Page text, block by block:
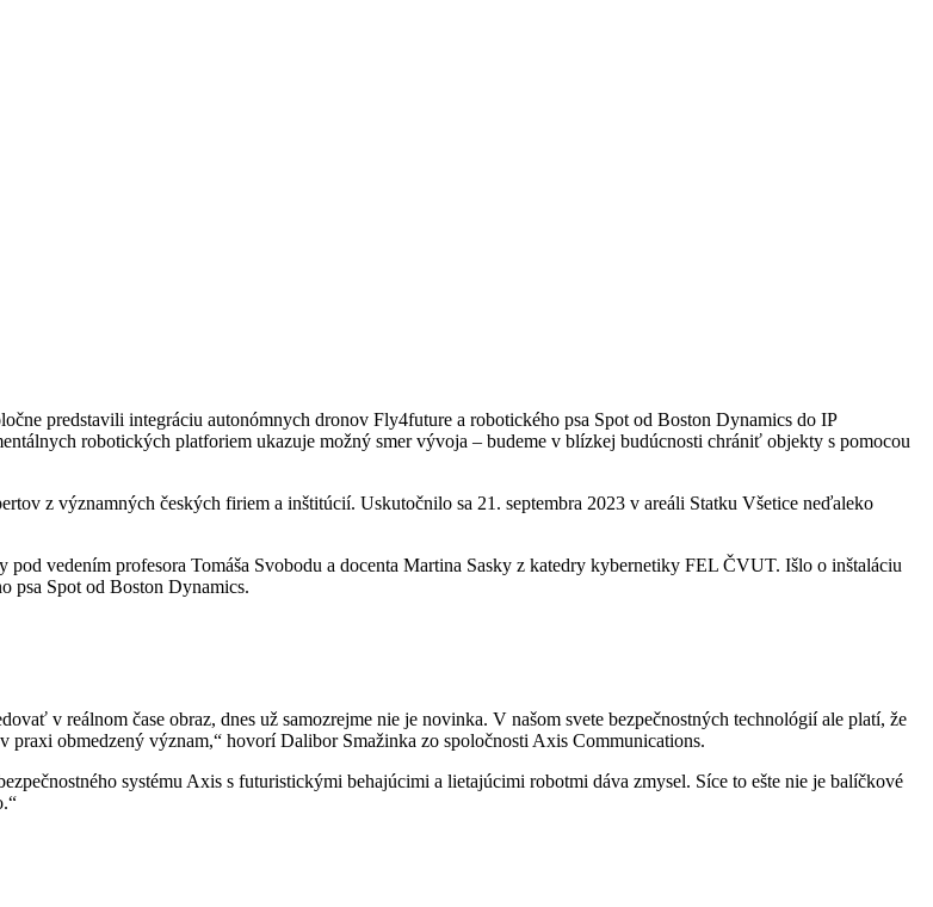
predstavili integráciu autonómnych dronov Fly4future a robotického psa Spot od Boston Dynamics do IP
robotických platforiem ukazuje možný smer vývoja – budeme v blízkej budúcnosti chrániť objekty s pomocou
z významných českých firiem a inštitúcií. Uskutočnilo sa 21. septembra 2023 v areáli Statku Všetice neďaleko
vedením profesora Tomáša Svobodu a docenta Martina Sasky z katedry kybernetiky FEL ČVUT. Išlo o inštaláciu
psa Spot od Boston Dynamics.
v reálnom čase obraz, dnes už samozrejme nie je novinka. V našom svete bezpečnostných technológií ale platí, že
praxi obmedzený význam,“ hovorí Dalibor Smažinka zo spoločnosti Axis Communications.
systému Axis s futuristickými behajúcimi a lietajúcimi robotmi dáva zmysel. Síce to ešte nie je balíčkové